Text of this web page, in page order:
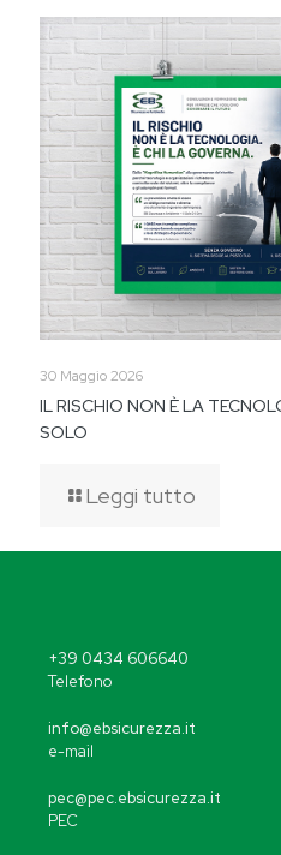
30 Maggio 2026
IL RISCHIO NON È LA
SOLO
Leggi tutto
+39 0434 606640
Telefono
info@ebsicurezza.it
e-mail
pec@pec.ebsicurezza.it
PEC